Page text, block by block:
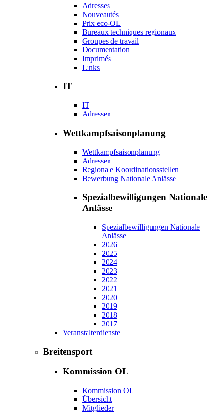
Adresses
Nouveautés
Prix eco-OL
Bureaux techniques regionaux
Groupes de travail
Documentation
Imprimés
Links
IT
IT
Adressen
Wettkampfsaisonplanung
Wettkampfsaisonplanung
Adressen
Regionale Koordinationsstellen
Bewerbung Nationale Anlässe
Spezialbewilligungen Nationale
Anlässe
Spezialbewilligungen Nationale
Anlässe
2026
2025
2024
2023
2022
2021
2020
2019
2018
2017
Veranstalterdienste
Breitensport
Kommission OL
Kommission OL
Übersicht
Mitglieder